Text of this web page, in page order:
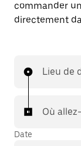
commander
directement
Lieu de
Où
Date